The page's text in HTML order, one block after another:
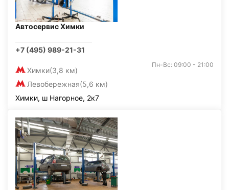
Автосервис Химки
+7 (495) 989-21-31
Химки(3,8 км)
Левобережная(5,6 км)
Пн-Вс: 09:00 - 21:00
Химки, ш Нагорное, 2к7